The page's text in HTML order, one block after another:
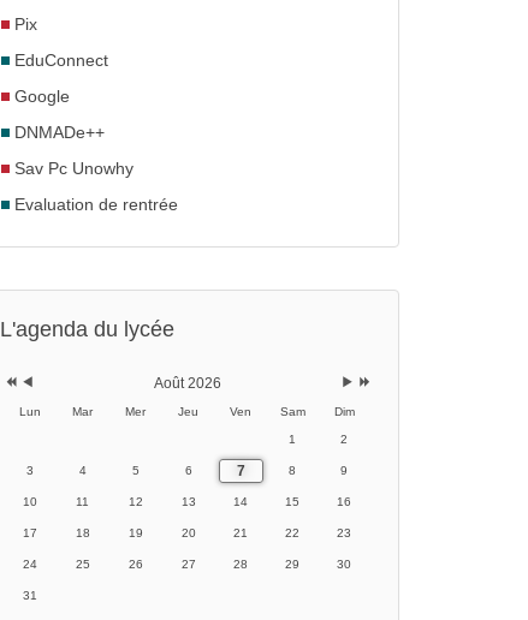
Pix
EduConnect
Google
DNMADe++
Sav Pc Unowhy
Evaluation de rentrée
L'agenda du lycée
AnnéeMois
Année
Mois
Août 2026
Lun Mar Mer Jeu Ven Sam Dim
1 2
3 4 5 6 7 8 9
10 11 12 13 14 15 16
17 18 19 20 21 22 23
24 25 26 27 28 29 30
31